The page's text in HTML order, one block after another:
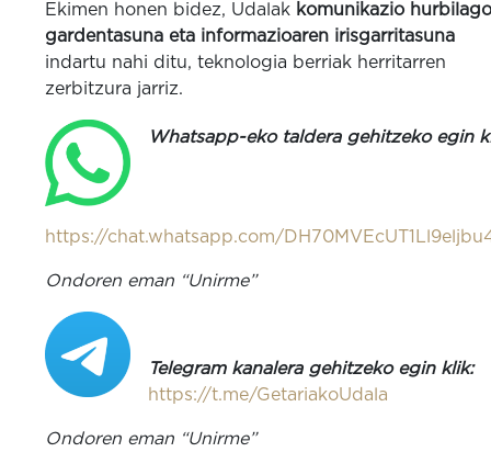
Ekimen honen bidez, Udalak komunikazio
gardentasuna eta informazioaren irisgarritasuna
indartu nahi ditu, teknologia berriak herritarren
zerbitzura jarriz.
Whatsapp-eko taldera gehitzeko egin
https://chat.whatsapp.com/
Ondoren eman “Unirme”
Telegram kanalera gehitzeko egin klik:
https://t.me/GetariakoUdala
Ondoren eman “Unirme”